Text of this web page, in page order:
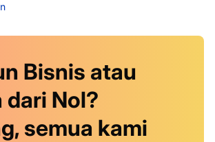
Bisnis atau
dari Nol?
semua kami